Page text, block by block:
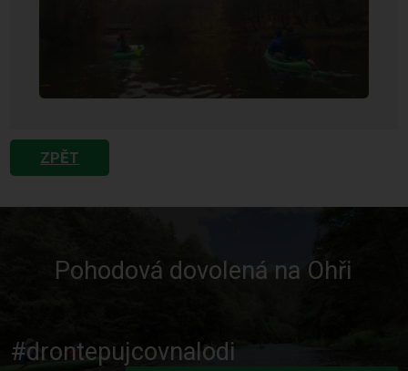
ZPĚT
Pohodová dovolená na Ohři
#drontepujcovnalodi